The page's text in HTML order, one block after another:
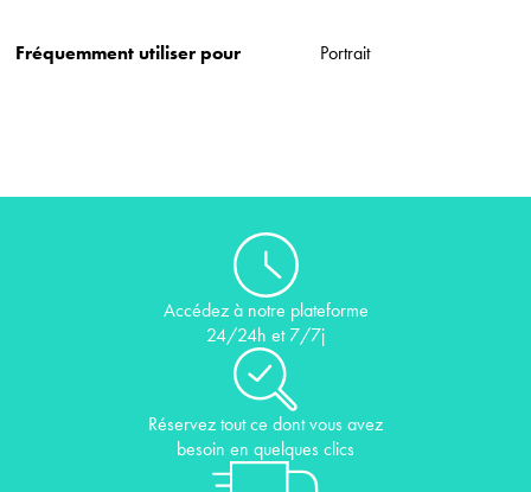
Fréquemment utiliser pour Portrait
Accédez à notre plateforme
24/24h et 7/7j
Réservez tout ce dont vous avez
besoin en quelques clics